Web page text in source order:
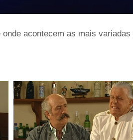
acontecem as mais